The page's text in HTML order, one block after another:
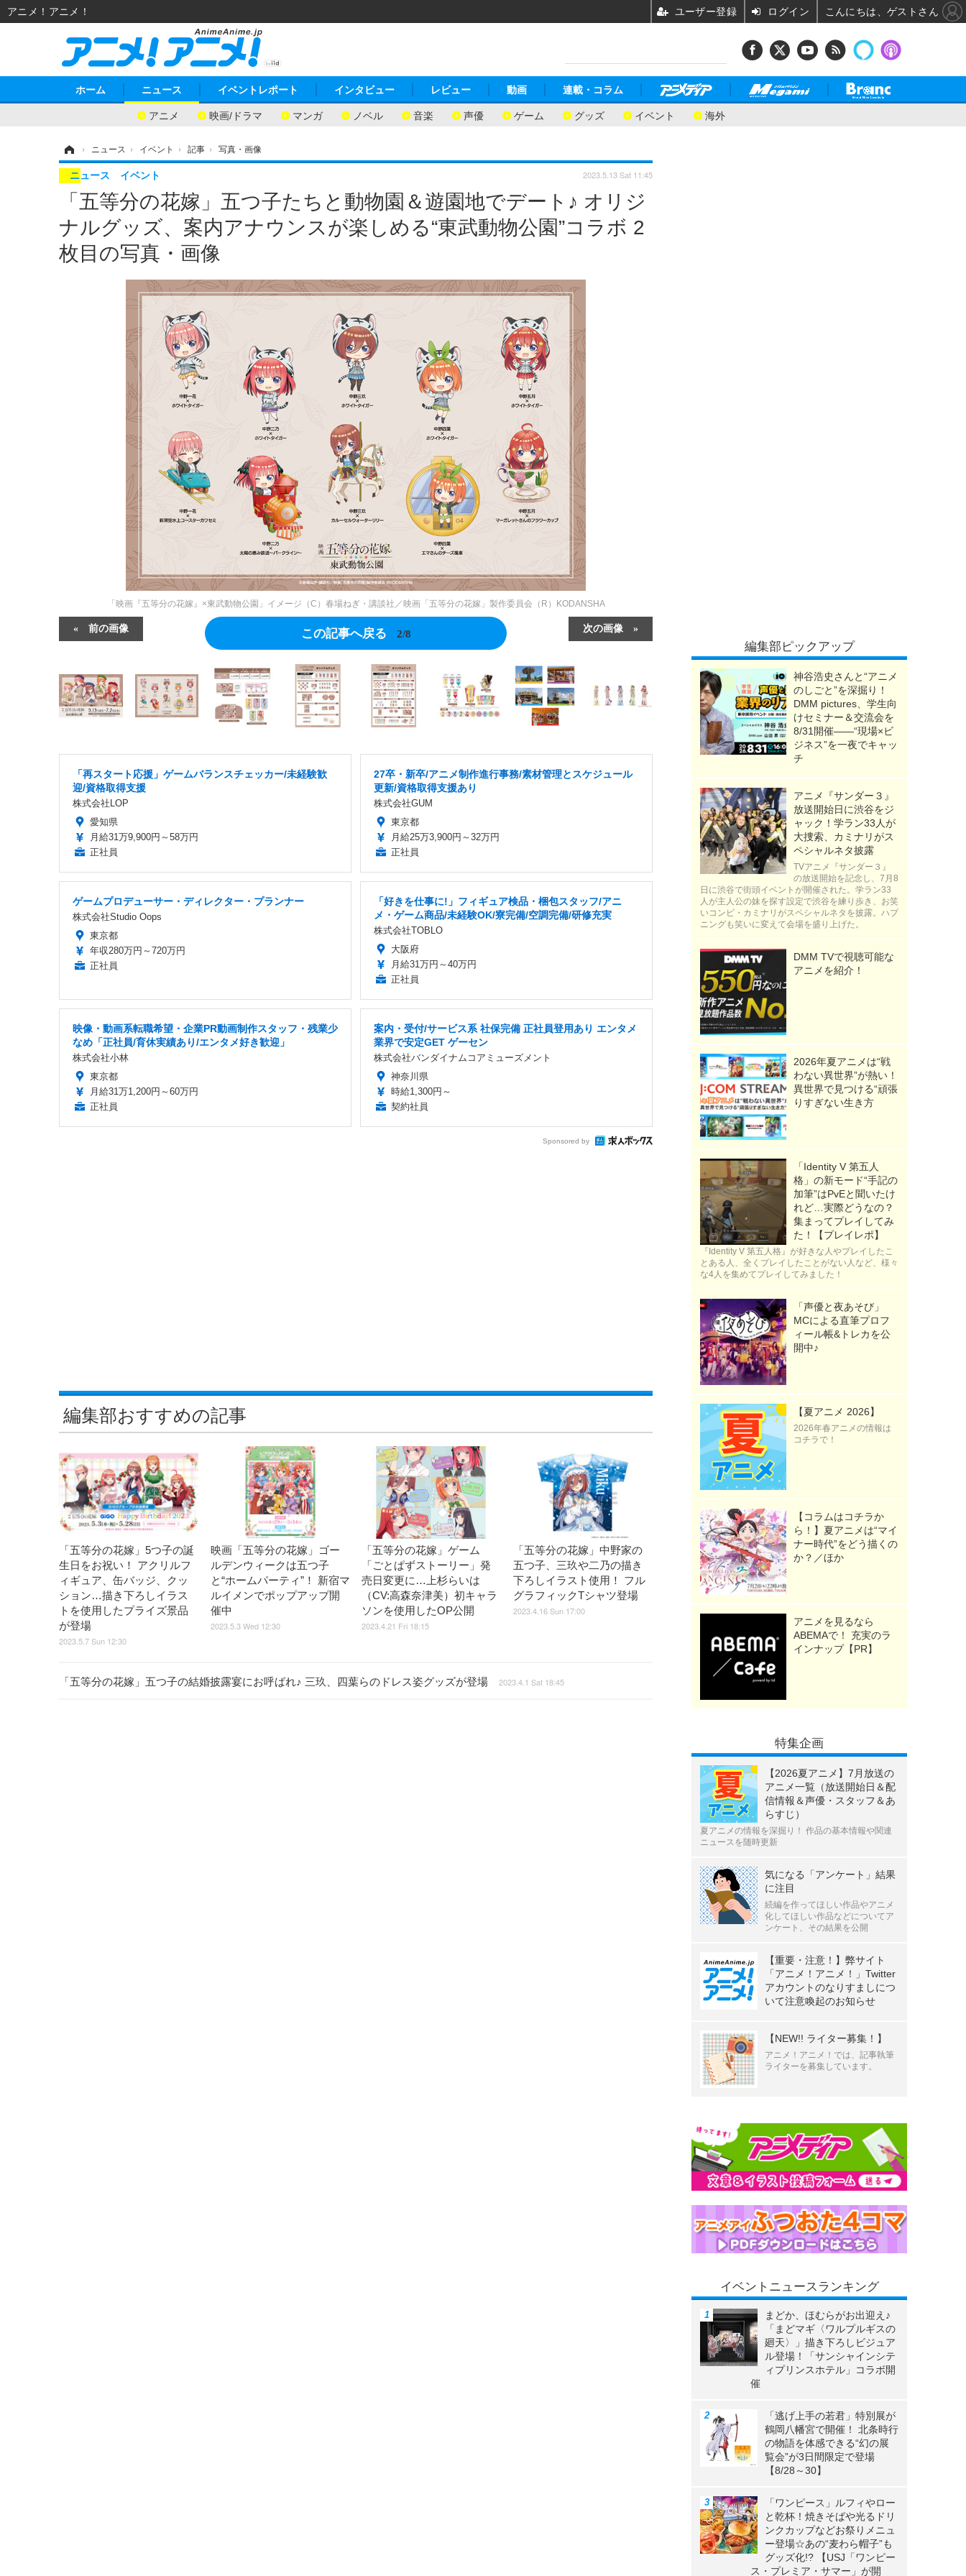
ホーム ニュース
アニメ 映画/ドラマ マンガ ノベル 音楽 声優 ゲーム グッズ イベント 海外
イベントレポート インタビュー レビュー 動画 連載・コラム
› ニュース › イベント › 記事 › 写真・画像
「五等分の花嫁」五つ子たちと動物園＆遊園地でデート♪ オリジ
ナルグッズ、案内アナウンスが楽しめる“東武動物公園”コラボ 2
枚目の写真・画像
ニュース イベント 2023.5.13 Sat 11:45
「映画『五等分の花嫁』×東武動物公園」イメージ（C）春場ねぎ・講談社／映画「五等分の花嫁」製作委員会（R）KODANSHA
前の画像 次の画像
この記事へ戻る 2/8
「再スタート応援」ゲームバランスチェッカー/未経験歓
迎/資格取得支援
株式会社LOP
愛知県
月給31万9,900円～58万円
正社員
27卒・新卒/アニメ制作進行事務/素材管理とスケジュール
更新/資格取得支援あり
株式会社GUM
東京都
月給25万3,900円～32万円
正社員
ゲームプロデューサー・ディレクター・プランナー
株式会社Studio Oops
東京都
年収280万円～720万円
正社員
「好きを仕事に!」フィギュア検品・梱包スタッフ/アニ
メ・ゲーム商品/未経験OK/寮完備/空調完備/研修充実
株式会社TOBLO
大阪府
月給31万円～40万円
正社員
映像・動画系転職希望・企業PR動画制作スタッフ・残業少
なめ「正社員/育休実績あり/エンタメ好き歓迎」
株式会社小林
東京都
月給31万1,200円～60万円
正社員
案内・受付/サービス系 社保完備 正社員登用あり エンタメ
業界で安定GET ゲーセン
株式会社バンダイナムコアミューズメント
神奈川県
時給1,300円～
契約社員
Sponsored by
編集部おすすめの記事
「五等分の花嫁」5つ子の誕
生日をお祝い！ アクリルフ
ィギュア、缶バッジ、クッ
ション…描き下ろしイラス
トを使用したプライズ景品
が登場
2023.5.7 Sun 12:30
映画「五等分の花嫁」ゴー
ルデンウィークは五つ子
と“ホームパーティ”！ 新宿マ
ルイメンでポップアップ開
催中
2023.5.3 Wed 12:30
「五等分の花嫁」ゲーム
「ごとぱずストーリー」発
売日変更に…上杉らいは
（CV:高森奈津美）初キャラ
ソンを使用したOP公開
2023.4.21 Fri 18:15
「五等分の花嫁」中野家の
五つ子、三玖や二乃の描き
下ろしイラスト使用！ フル
グラフィックTシャツ登場
2023.4.16 Sun 17:00
「五等分の花嫁」五つ子の結婚披露宴にお呼ばれ♪ 三玖、四葉らのドレス姿グッズが登場 2023.4.1 Sat 18:45
編集部ピックアップ
神谷浩史さんと“アニメ
のしごと”を深掘り！
DMM pictures、学生向
けセミナー＆交流会を
8/31開催――“現場×ビ
ジネス”を一夜でキャッ
チ
アニメ『サンダー３』
放送開始日に渋谷をジ
ャック！学ラン33人が
大捜索、カミナリがス
ペシャルネタ披露
TVアニメ『サンダー３』
の放送開始を記念し、7月8
日に渋谷で街頭イベントが開催された。学ラン33
人が主人公の妹を探す設定で渋谷を練り歩き、お笑
いコンビ・カミナリがスペシャルネタを披露。ハプ
ニングも笑いに変えて会場を盛り上げた。
DMM TVで視聴可能な
アニメを紹介！
2026年夏アニメは“戦
わない異世界”が熱い！
異世界で見つける“頑張
りすぎない生き方
「Identity V 第五人
格」の新モード“手記の
加筆”はPvEと聞いたけ
れど…実際どうなの？
集まってプレイしてみ
た！【プレイレポ】
『Identity V 第五人格』が好きな人やプレイしたこ
とある人、全くプレイしたことがない人など、様々
な4人を集めてプレイしてみました！
「声優と夜あそび」
MCによる直筆プロフ
ィール帳&トレカを公
開中♪
【夏アニメ 2026】
2026年春アニメの情報は
コチラで！
【コラムはコチラか
ら！】夏アニメは“マイ
ナー時代”をどう描くの
か？／ほか
アニメを見るなら
ABEMAで！ 充実のラ
インナップ【PR】
特集企画
【2026夏アニメ】7月放送の
アニメ一覧（放送開始日＆配
信情報＆声優・スタッフ＆あ
らすじ）
夏アニメの情報を深掘り！ 作品の基本情報や関連
ニュースを随時更新
気になる「アンケート」結果
に注目
続編を作ってほしい作品やアニメ
化してほしい作品などについてア
ンケート、その結果を公開
【重要・注意！】弊サイト
「アニメ！アニメ！」Twitter
アカウントのなりすましにつ
いて注意喚起のお知らせ
【NEW!! ライター募集！】
アニメ！アニメ！では、記事執筆
ライターを募集しています。
イベントニュースランキング
まどか、ほむらがお出迎え♪
「まどマギ〈ワルプルギスの
廻天〉」描き下ろしビジュア
ル登場！「サンシャインシテ
ィプリンスホテル」コラボ開
催
「逃げ上手の若君」特別展が
鶴岡八幡宮で開催！ 北条時行
の物語を体感できる“幻の展
覧会”が3日間限定で登場
【8/28～30】
「ワンピース」ルフィやロー
と乾杯！焼きそばや光るドリ
ンクカップなどお祭りメニュ
ー登場☆あの“麦わら帽子”も
グッズ化!? 【USJ「ワンピー
ス・プレミア・サマー」が開
アニメ！アニメ！ ユーザー登録 ログイン こんにちは、ゲストさん